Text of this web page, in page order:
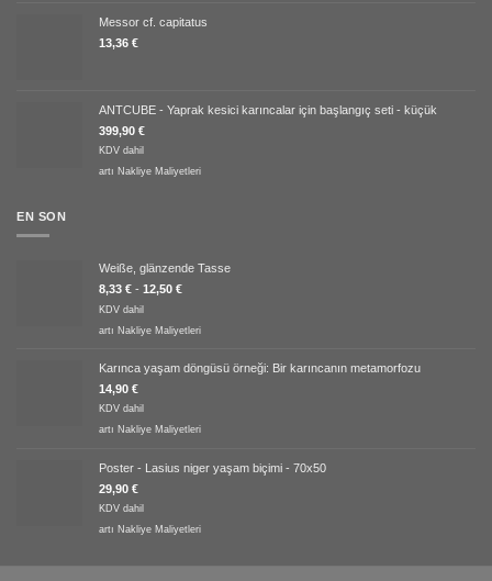
Messor cf. capitatus
13,36 €
ANTCUBE - Yaprak kesici karıncalar için başlangıç seti - küçük
399,90 €
KDV dahil
artı Nakliye Maliyetleri
EN SON
Weiße, glänzende Tasse
8,33 € - 12,50 €
KDV dahil
artı Nakliye Maliyetleri
Karınca yaşam döngüsü örneği: Bir karıncanın metamorfozu
14,90 €
KDV dahil
artı Nakliye Maliyetleri
Poster - Lasius niger yaşam biçimi - 70x50
29,90 €
KDV dahil
artı Nakliye Maliyetleri